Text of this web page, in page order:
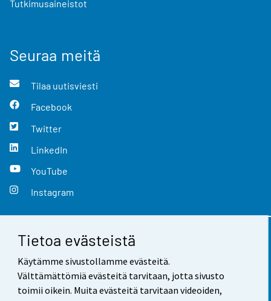
Tietoa evästeistä
Käytämme sivustollamme evästeitä.
Välttämättömiä evästeitä tarvitaan, jotta sivusto
toimii oikein. Muita evästeitä tarvitaan videoiden,
Tutkimusaineistot
Seuraa meitä
Tilaa uutisviesti
Facebook
Twitter
LinkedIn
YouTube
Instagram
Yhteystiedot
Palaute
Käyttöehdot